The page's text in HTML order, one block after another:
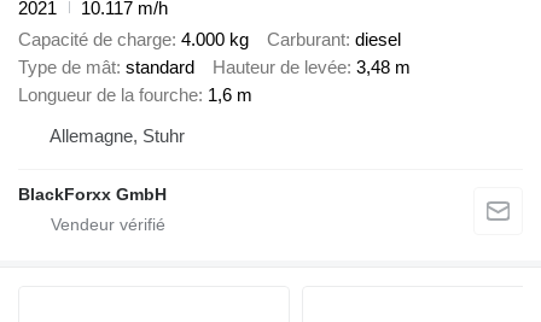
2021
10.117 m/h
Capacité de charge 4.000 kg Carburant diesel
Type de mât standard Hauteur de levée 3,48 m
Longueur de la fourche 1,6 m
Allemagne, Stuhr
BlackForxx GmbH